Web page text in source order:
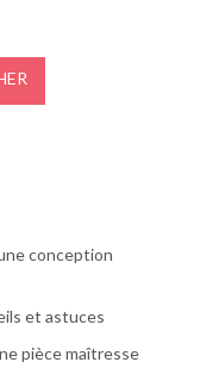
conception
et astuces
pièce maîtresse